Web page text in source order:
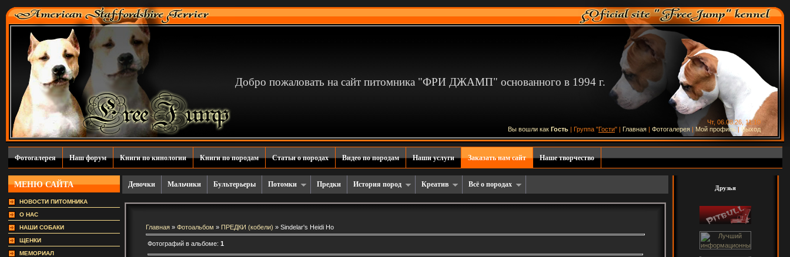
Добро пожаловать на сайт питомника "ФРИ ДЖАМП" основанного в 1994 г.
Чт, 06.08.26, 11:10
Вы вошли как Гость | Группа "Гости" | Главная | Фотогалерея | Мой профиль| Выход
Фотогалерея Наш форум Книги по кинологии Книги по породам Статьи о породах Видео по породам Наши услуги Заказать нам сайт Наше творчество
МЕНЮ САЙТА
НОВОСТИ ПИТОМНИКА
О НАС
НАШИ СОБАКИ
ЩЕНКИ
МЕМОРИАЛ
Девочки Мальчики Бультерьеры Потомки Предки История пород Креатив Всё о породах
Главная» Фотоальбом » ПРЕДКИ (кобели) » Sindelar's Heidi Ho
Фотографий в альбоме: 1
Друзья